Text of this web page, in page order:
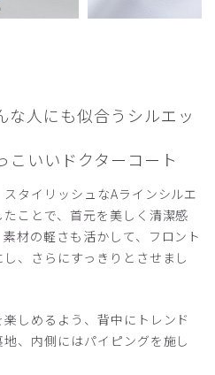
体重: 61-65kg
たデザインで、機能的で美しい
狙って比翼仕立てがされていま
目がくっきり出て、残念です。
な人にも似合うシルエッ
こいいドクターコート
タイリッシュなAラインシルエ
ことで、首元を美しく清潔感
材の軽さも活かして、フロント
、さらにすっきりとさせまし
しめるよう、背中にトレンド
、内側にはパイピングを施し